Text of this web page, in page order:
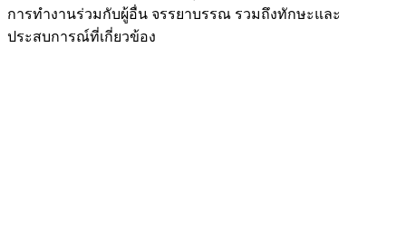
การทำงานร่วมกับผู้อื่น จรรยาบรรณ รวมถึงทักษะและ
ประสบการณ์ที่เกี่ยวข้อง